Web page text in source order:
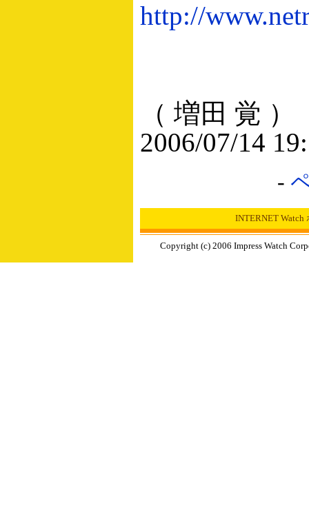
http://
（ 増田 覚 ）
2006/07/14
-
INTERNET Watch
Copyright (c) 2006 Impress Watch